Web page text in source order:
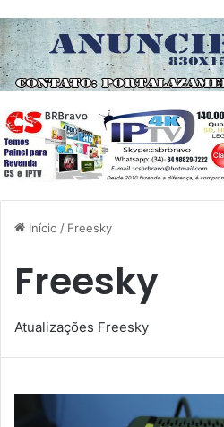
Início / Freesky
Freesky
Atualizações Freesky